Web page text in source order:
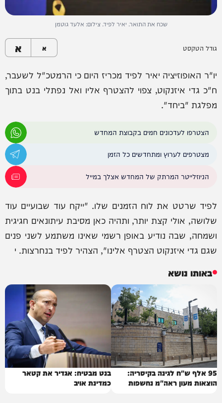
שכח את התואר. יאיר לפיד. צילום: אלעד גוטמן
גודל הטקסט א א
יו"ר האופוזיציה יאיר לפיד מכריז היום כי הרמטכ"ל לשעבר,
ח"כ גדי איזנקוט, צפוי להצטרף אליו ואל נפתלי בנט בתוך
מפלגת "ביחד".
הצטרפו לעדכונים חמים בקבוצת המחדש
מצטרפים לערוץ ומתחדשים כל הזמן
הניוזלייטר המרתק של המחדש אצלך במייל
לפיד שרטט את לוח הזמנים שלו. "ייקח עוד שבועיים עוד
שלושה, אולי קצת יותר, ותהיה כאן מסיבת עיתונאים חגיגית
ושמחה, שבה נודיע באופן רשמי שאינו משתמע לשני פנים
שגם גדי איזנקוט הצטרף אלינו", הצהיר לפיד בנחרצות. י
באותו נושא
95 אלף ש"ח לגינה בקיסריה:
הוצאות מעון ראה"מ נחשפות
בנט מבטיח: אגדיר את קטאר
כמדינת אויב